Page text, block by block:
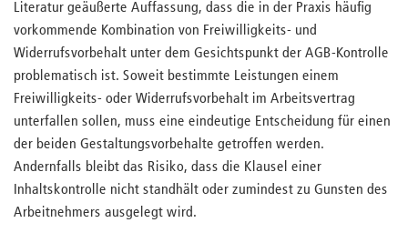
Literatur geäußerte Auffassung, dass die in der Praxis häufig
vorkommende Kombination von Freiwilligkeits- und
Widerrufsvorbehalt unter dem Gesichtspunkt der AGB-Kontrolle
problematisch ist. Soweit bestimmte Leistungen einem
Freiwilligkeits- oder Widerrufsvorbehalt im Arbeitsvertrag
unterfallen sollen, muss eine eindeutige Entscheidung für einen
der beiden Gestaltungsvorbehalte getroffen werden.
Andernfalls bleibt das Risiko, dass die Klausel einer
Inhaltskontrolle nicht standhält oder zumindest zu Gunsten des
Arbeitnehmers ausgelegt wird.